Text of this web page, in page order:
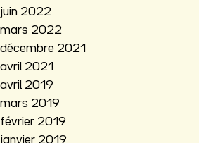
juin 2022
mars 2022
décembre 2021
avril 2021
avril 2019
mars 2019
février 2019
janvier 2019